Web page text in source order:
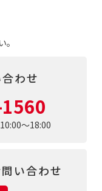
わせ
～18:00
い合わせ